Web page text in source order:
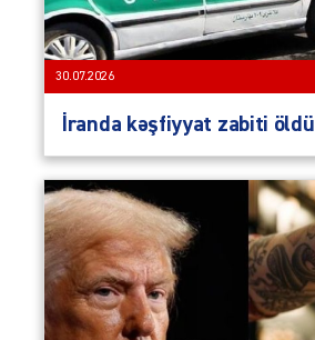
30.07.2026
İranda kəşfiyyat zabiti